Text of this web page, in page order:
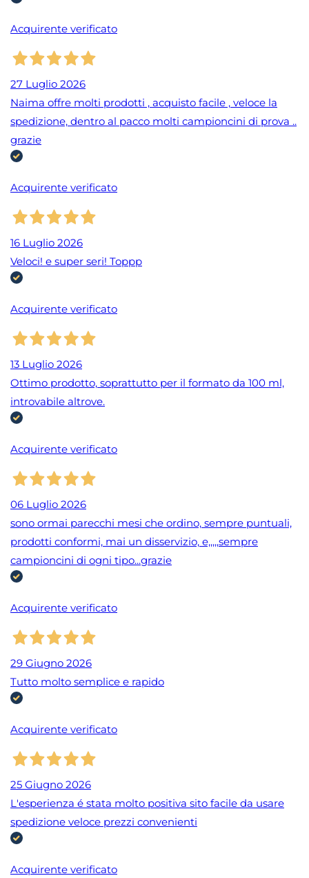
Acquirente verificato
27 Luglio 2026
Naima offre molti prodotti , acquisto facile , veloce la
spedizione, dentro al pacco molti campioncini di prova ..
grazie
Acquirente verificato
16 Luglio 2026
Veloci! e super seri! Toppp
Acquirente verificato
13 Luglio 2026
Ottimo prodotto, soprattutto per il formato da 100 ml,
introvabile altrove.
Acquirente verificato
06 Luglio 2026
sono ormai parecchi mesi che ordino, sempre puntuali,
prodotti conformi, mai un disservizio, e,,,,,sempre
campioncini di ogni tipo...grazie
Acquirente verificato
29 Giugno 2026
Tutto molto semplice e rapido
Acquirente verificato
25 Giugno 2026
L'esperienza é stata molto positiva sito facile da usare
spedizione veloce prezzi convenienti
Acquirente verificato